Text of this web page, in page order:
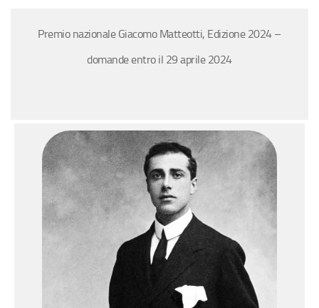
Premio nazionale Giacomo Matteotti, Edizione 2024 –
domande entro il 29 aprile 2024